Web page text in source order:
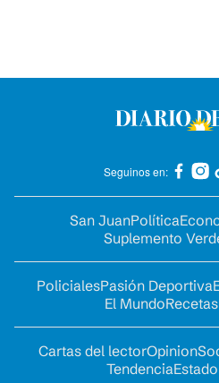
Seguinos en:
San JuanPolítica
Suplemento
PolicialesPasión Deportiva
El MundoRecetas
Cartas del lectorOpinion
Tendencia